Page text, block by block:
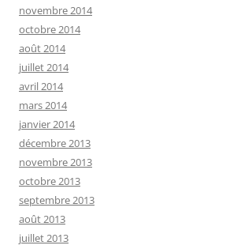
novembre 2014
octobre 2014
août 2014
juillet 2014
avril 2014
mars 2014
janvier 2014
décembre 2013
novembre 2013
octobre 2013
septembre 2013
août 2013
juillet 2013